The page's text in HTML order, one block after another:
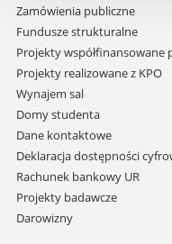
Zamówienia publiczne
Fundusze strukturalne
Projekty współfinansowane
Projekty realizowane z KPO
Wynajem sal
Domy studenta
Dane kontaktowe
Deklaracja dostępności
Rachunek bankowy UR
Projekty badawcze
Darowizny